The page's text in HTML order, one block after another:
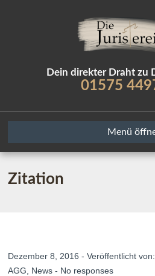
Dein direkter Draht zu
01575
Menü
Zitation
Dezember 8, 2016 - Veröffentlicht von:
AGG
News - No responses